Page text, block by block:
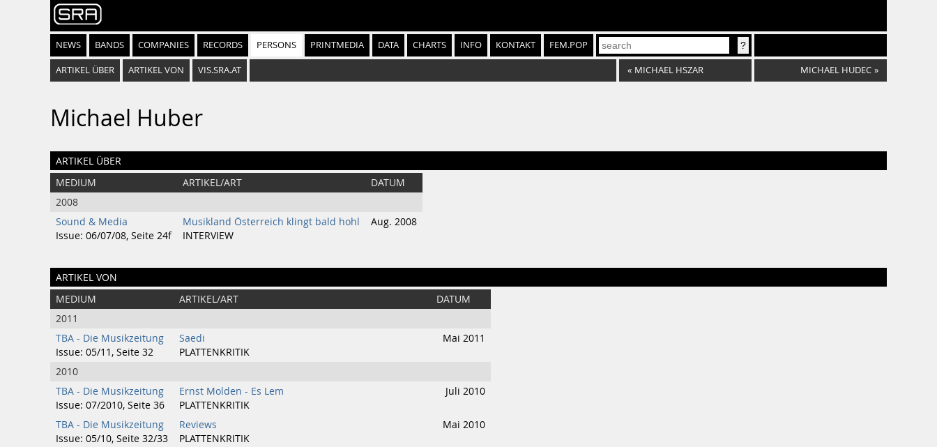
NEWS BANDS COMPANIES RECORDS PERSONS PRINTMEDIA DATA CHARTS INFO KONTAKT FEM.POP
ARTIKEL ÜBER ARTIKEL VON VIS.SRA.AT « MICHAEL HSZAR MICHAEL HUDEC »
Michael Huber
ARTIKEL ÜBER
MEDIUM ARTIKEL/ART
DATUM
2008
Sound & Media
Issue: 06/07/08, Seite 24f
Musikland Österreich klingt bald hohl
INTERVIEW
Aug. 2008
ARTIKEL VON
MEDIUM ARTIKEL/ART
DATUM
2011
TBA - Die Musikzeitung
Issue: 05/11, Seite 32
Saedi
PLATTENKRITIK
Mai 2011
2010
TBA - Die Musikzeitung
Issue: 07/2010, Seite 36
Ernst Molden - Es Lem
PLATTENKRITIK
Juli 2010
TBA - Die Musikzeitung
Issue: 05/10, Seite 32/33
Reviews
PLATTENKRITIK
Mai 2010